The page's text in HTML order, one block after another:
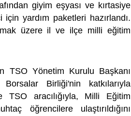
giyim eşyası ve kırtasiye
yardım paketleri hazırlandı.
üzere il ve ilçe milli eğitim
TSO Yönetim Kurulu Başkanı
Birliği'nin katkılarıyla
TSO aracılığıyla, Milli Eğitim
öğrencilere ulaştırıldığını